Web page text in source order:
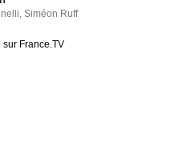
,Siméon Ruff
France.TV